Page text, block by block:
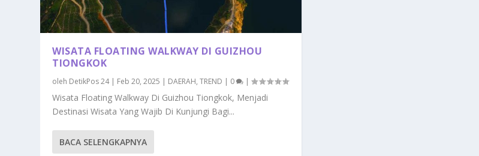
WISATA FLOATING WALKWAY DI GUIZHOU
TIONGKOK
oleh DetikPos 24| Feb 20, 2025 | DAERAH,TREND | 0 |
Wisata Floating Walkway Di Guizhou Tiongkok, Menjadi
Destinasi Wisata Yang Wajib Di Kunjungi Bagi...
BACA SELENGKAPNYA